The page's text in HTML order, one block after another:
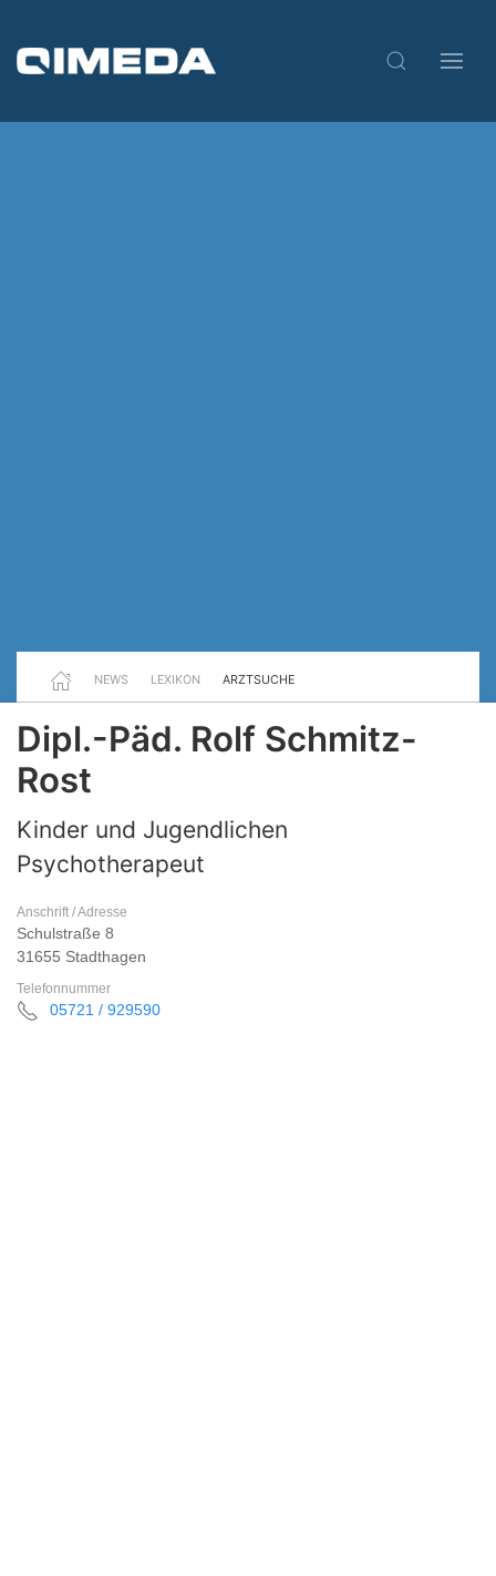
NEWS LEXIKON ARZTSUCHE
Dipl.-Päd. Rolf Schmitz-
Rost
Kinder und Jugendlichen
Psychotherapeut
Anschrift / Adresse
Schulstraße 8
31655 Stadthagen
Telefonnummer
05721 / 929590